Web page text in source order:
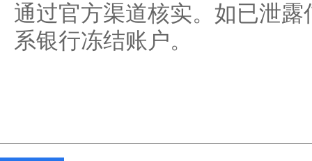
通过官方渠道核实。如已泄
系银行冻结账户。